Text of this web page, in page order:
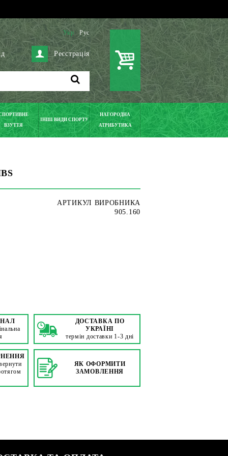
Укр Рус
Реєстрація
ВЗУТТЯ
ІНШІ ВИДИ СПОРТУ
НАГОРОДНА
АТРИБУТИКА
АРТИКУЛ ВИРОБНИКА
905.160
ДОСТАВКА ПО
УКРАЇНІ
термін доставки 1-3 дні
ЯК ОФОРМИТИ
ЗАМОВЛЕННЯ